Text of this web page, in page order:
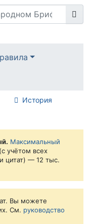
История
Максимальный
учётом всех
цитат) — 12 тыс.
Вы можете
См. руководство